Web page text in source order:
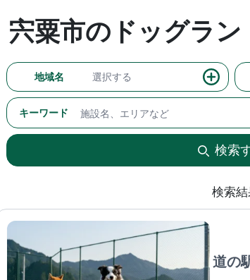
宍粟市のドッグラン
地域名 選択する
キーワード
検索
検索
道の